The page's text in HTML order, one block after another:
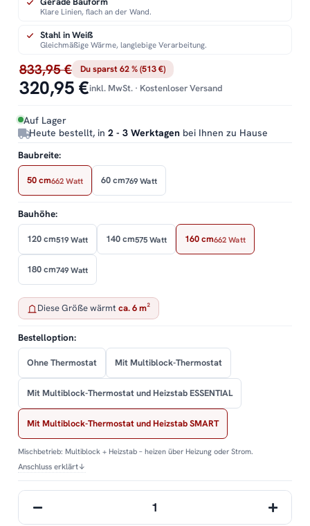
833,95 € Du sparst 62 % (513 €)
320,95 €inkl. MwSt. · Kostenloser Versand
Auf Lager
Heute bestellt, in 2 - 3 Werktagen bei Ihnen zu Hause
Klare Linien, flach an der Wand.
Stahl in Weiß
Gleichmäßige Wärme, langlebige Verarbeitung.
Baubreite:
50 cm662 Watt 60 cm769 Watt
Bauhöhe:
120 cm519 Watt 140 cm575 Watt 160 cm662 Watt
180 cm749 Watt
Diese Größe wärmt ca. 6 m²
Bestelloption:
Ohne Thermostat Mit Multiblock-Thermostat
Mit Multiblock-Thermostat und Heizstab ESSENTIAL
Mit Multiblock-Thermostat und Heizstab SMART
Mischbetrieb: Multiblock + Heizstab – heizen über Heizung oder Strom.
Anschluss erklärt↓